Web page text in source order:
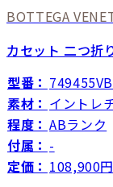
BOTTEGA
カセット 二つ折
型番：
素材： イントレ
程度： ABランク
付属： -
定価： 108,900円